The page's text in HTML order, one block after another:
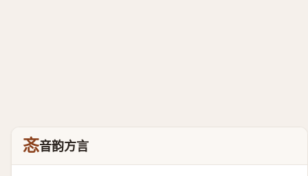
忞音韵方言